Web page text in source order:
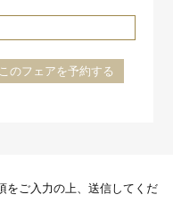
このフェアを予約する